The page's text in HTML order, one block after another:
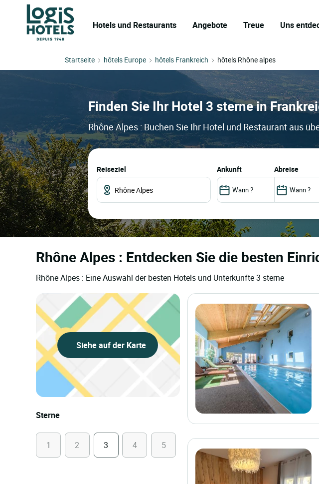
Hotels und Restaurants Angebote Treue Uns
Startseite hôtels Europe hôtels Frankreich hôtels Rhône alpes
Finden Sie Ihr Hotel 3 sterne in
Rhône Alpes : Buchen Sie Ihr Hotel und Restaurant aus
Reiseziel ankunft abreise
Rhône Alpes : Entdecken Sie die besten
Rhône Alpes : Eine Auswahl der besten Hotels und Unterkünfte 3 sterne
Siehe auf der Karte
Sterne
1 2 3 4 5